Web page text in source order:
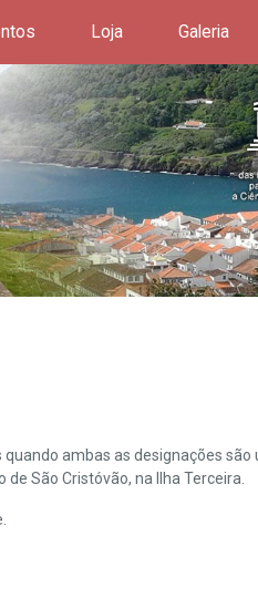
Loja Galeria
ambas as designações
São Cristóvão, na Ilha Terceira.